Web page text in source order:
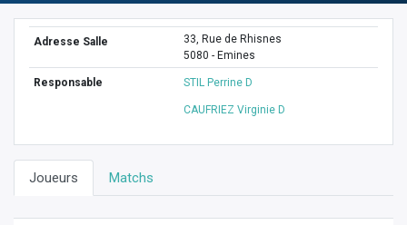
Adresse Salle
33, Rue de Rhisnes
5080 - Emines
Responsable STIL Perrine D
CAUFRIEZ Virginie D
Joueurs Matchs